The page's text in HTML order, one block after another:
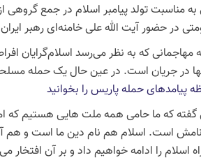
به مناسبت تولد پیامبر اسلام در جمع
در حضور آیت الله علی خامنه‌ای رهبر
مهاجمانی که به نظر می‌رسد اسلام‌گرایان
در جریان است. در عین حال یک حمله
پیامدهای حمله پاریس را بخوانید
گفته که ما حامی همه ملت هایی هستیم که
نامش است. اسلام هم نام دین ما است و هم
اسلام را ادامه خواهیم داد و بر آن افتخار